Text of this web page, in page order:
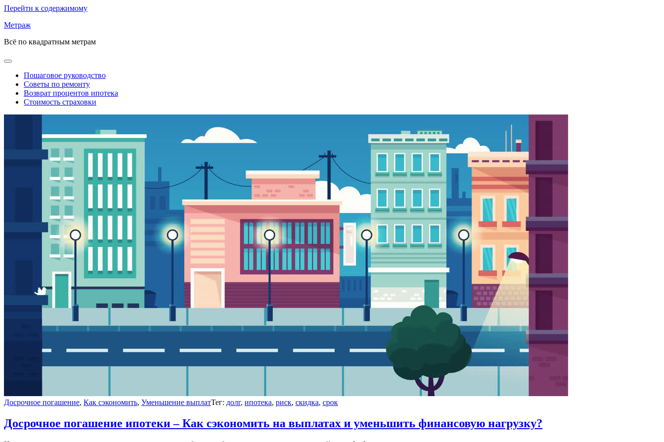
Перейти к содержимому
Метраж
Всё по квадратным метрам
Пошаговое руководство
Советы по ремонту
Возврат процентов ипотека
Стоимость страховки
Досрочное погашение, Как сэкономить, Уменьшение выплатТег: долг, ипотека, риск, скидка, срок
Досрочное погашение ипотеки – Как сэкономить на выплатах и уменьшить финансовую нагрузку?